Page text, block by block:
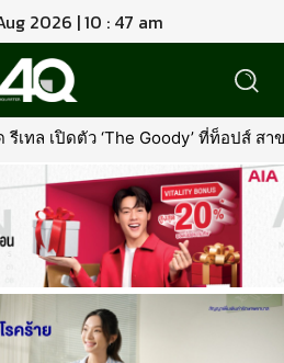
2026 | 10 : 47 am
เทล เปิดตัว ‘The Goody’ ที่ท็อปส์